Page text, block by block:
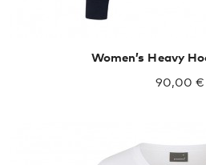
Women’s Heavy
90,00 €